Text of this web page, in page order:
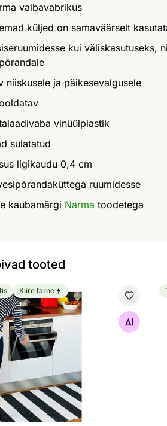
vaibavabrikus
küljed on samaväärselt
kui väliskasutuseks,
niiskusele ja päikesevalgusele
vinüülplastik
sulatatud
ligikaudu 0,4 cm
ruumidesse
kaubamärgi Narma toodetega
tooted
Birkas black-white
Kiire tarne